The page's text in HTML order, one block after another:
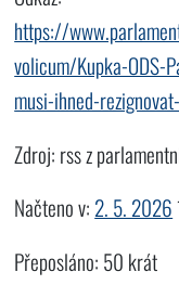
https://
volicum/Kupka-ODS-
musi-ihned-
Zdroj: rss z
Načteno v: 2. 5. 2026
Přeposláno: 50 krát